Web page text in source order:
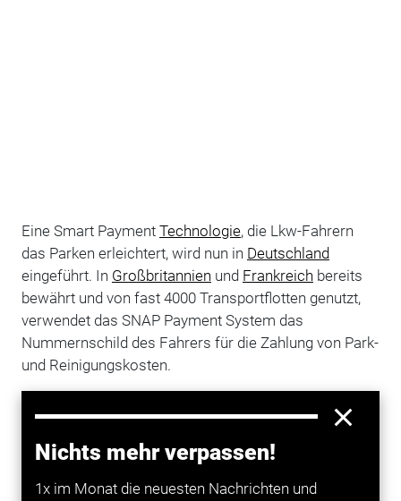
Nichts mehr verpassen!
1x im Monat die neuesten Nachrichten und
Eine Smart Payment Technologie, die Lkw-Fahrern
das Parken erleichtert, wird nun in Deutschland
eingeführt. In Großbritannien und Frankreich bereits
bewährt und von fast 4000 Transportflotten genutzt,
verwendet das SNAP Payment System das
Nummernschild des Fahrers für die Zahlung von Park-
und Reinigungskosten.
Nummernschilds an. Im Anschluss wird dem
Arbeitgeber die Zahlung in Rechnung gestellt. Das
Ganze funktioniert bargeldlos und eine App unterstützt
die Fahrer bei der Parkplatzsuche.